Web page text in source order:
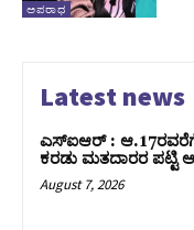
ಅಪರಾಧ
Latest news
ಎಸ್‌ಐಆರ್‌ :
ಕರಡು ಮತದಾರರ ಪಟ್ಟಿ
August 7, 2026